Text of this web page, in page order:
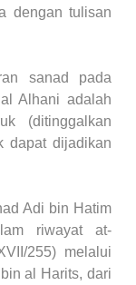
dengan tulisan
sanad pada
Alhani adalah
(ditinggalkan
dapat dijadikan
Adi bin Hatim
riwayat at-
255) melalui
al Harits, dari